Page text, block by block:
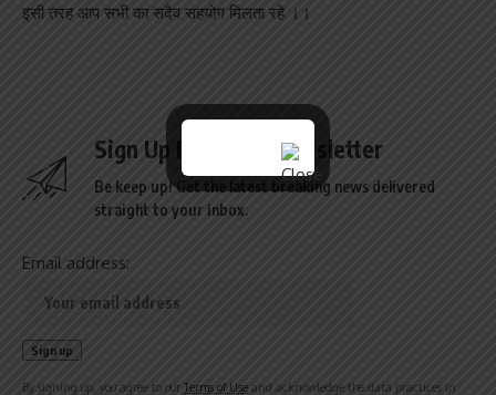
इसी तरह आप सभी का सदैव सहयोग मिलता रहे ।।
Sign Up For Daily Newsletter
Be keep up! Get the latest breaking news delivered
straight to your inbox.
Email address:
By signing up, you agree to our Terms of Use and acknowledge the data practices in